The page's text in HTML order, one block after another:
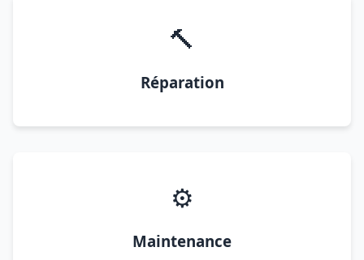
🔨
Réparation
⚙️
Maintenance